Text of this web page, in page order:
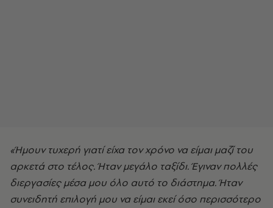
«Ήμουν τυχερή γιατί είχα τον χρόνο να είμαι μαζί του
αρκετά στο τέλος. Ήταν μεγάλο ταξίδι. Έγιναν πολλές
διεργασίες μέσα μου όλο αυτό το διάστημα. Ήταν
συνειδητή επιλογή μου να είμαι εκεί όσο περισσότερο